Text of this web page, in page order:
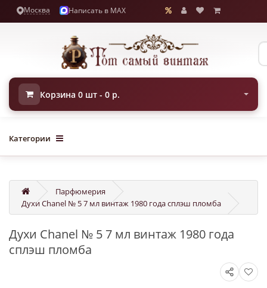
Москва Написать в MAX
Корзина 0 шт - 0 р.
Категории
Парфюмерия
Духи Chanel № 5 7 мл винтаж 1980 года сплэш пломба
Духи Chanel № 5 7 мл винтаж 1980 года
сплэш пломба